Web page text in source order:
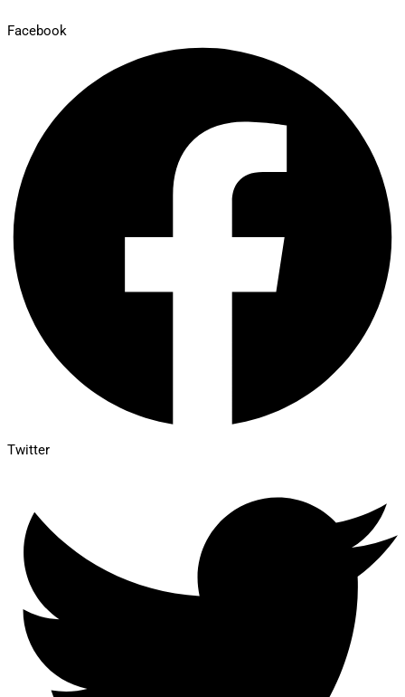
Facebook
Twitter